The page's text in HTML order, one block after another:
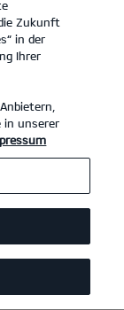
Zukunft
in der
Ihrer
in unserer